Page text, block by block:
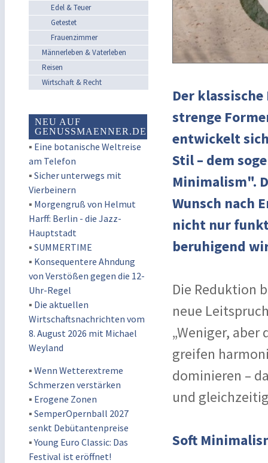
Edel & Teuer
Getestet
Frauenzimmer
Männerleben & Vaterleben
Reisen
Wirtschaft & Recht
NEU AUF
GENUSSMAENNER.DE
▪ Eine botanische Weltreise
am Telefon
▪ Sicher unterwegs mit
Vierbeinern
▪ Morgengruß von Helmut
Harff: Berlin - die Jazz-
Hauptstadt
▪ SUMMERTIME
▪ Konsequentere Ahndung
von Verstößen gegen die 12-
Uhr-Regel
▪ Die aktuellen
Wirtschaftsnachrichten vom
8. August 2026 mit Michael
Weyland
▪ Wenn Wetterextreme
Schmerzen verstärken
▪ Erogene Zonen
▪ SemperOpernball 2027
senkt Debütantenpreise
▪Young Euro Classic: Das
Festival ist eröffnet!
Der
strenge
entwickelt
Stil – dem
Minimalism".
Wunsch nach
nicht nur
beruhigend
Die Reduktion
neue
„Weniger,
greifen
dominieren –
und
Soft